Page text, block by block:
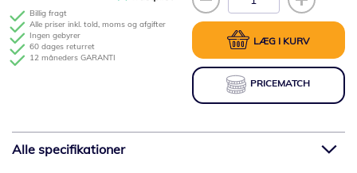
LÆG I KURV
PRICEMATCH
Billig fragt
Alle priser inkl. told, moms og afgifter
Ingen gebyrer
60 dages returret
12 måneders GARANTI
Alle specifikationer